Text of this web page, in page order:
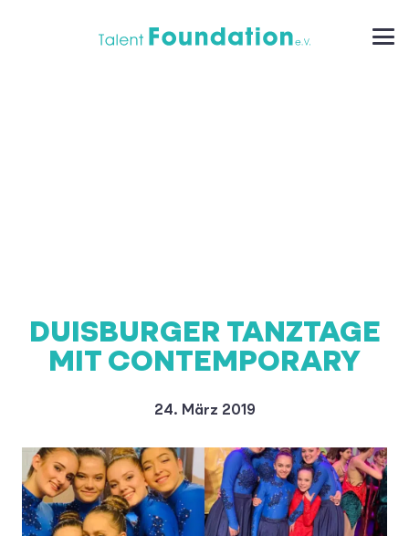
DUISBURGER TANZTAGE
MIT CONTEMPORARY
24. März 2019